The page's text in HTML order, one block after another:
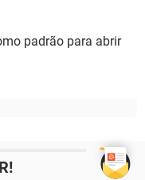
padrão para abrir